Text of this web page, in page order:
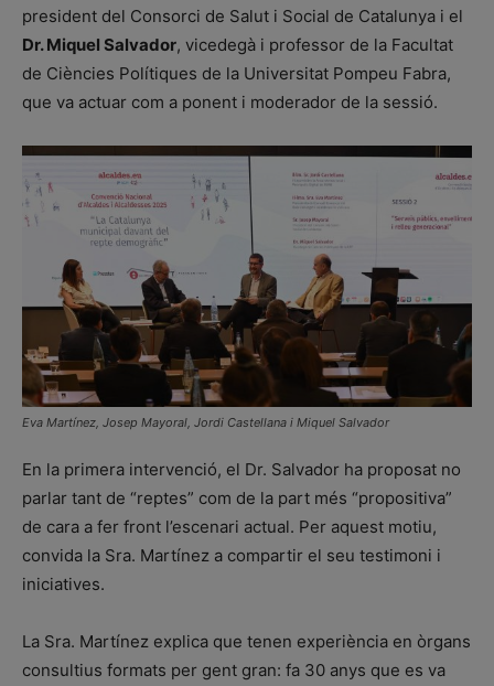
president del Consorci de Salut i Social de Catalunya i el
Dr. Miquel Salvador, vicedegà i professor de la Facultat
de Ciències Polítiques de la Universitat Pompeu Fabra,
que va actuar com a ponent i moderador de la sessió.
Eva Martínez, Josep Mayoral, Jordi Castellana i Miquel Salvador
En la primera intervenció, el Dr. Salvador ha proposat no
parlar tant de “reptes” com de la part més “propositiva”
de cara a fer front l’escenari actual. Per aquest motiu,
convida la Sra. Martínez a compartir el seu testimoni i
iniciatives.
La Sra. Martínez explica que tenen experiència en òrgans
consultius formats per gent gran: fa 30 anys que es va